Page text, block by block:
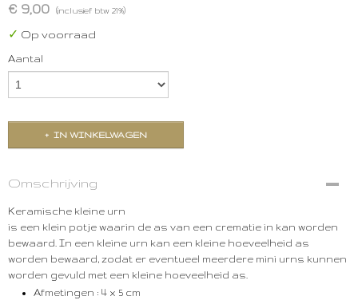
€ 9,00 (inclusief btw 21%)
✓ Op voorraad
Aantal
IN WINKELWAGEN
Omschrijving
Keramische kleine urn
is een klein potje waarin de as van een crematie in kan worden
bewaard. In een kleine urn kan een kleine hoeveelheid as
worden bewaard, zodat er eventueel meerdere mini urns kunnen
worden gevuld met een kleine hoeveelheid as.
Afmetingen : 4 x 5 cm